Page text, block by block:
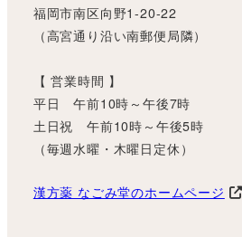
福岡市南区向野1-20-22
（高宮通り沿い南郵便局隣）
【 営業時間 】
平日 午前10時～午後7時
土日祝 午前10時～午後5時
（毎週水曜・木曜日定休）
漢方薬 なごみ堂のホームページ